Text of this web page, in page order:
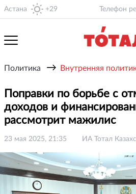
Астана +29 Телефон
Политика → Внутренняя
Поправки по борьбе с
доходов и
рассмотрит мажилис
23 мая 2025, 21:35 ИА Тотал